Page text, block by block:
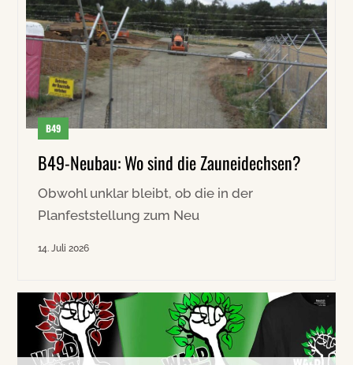
B49
B49-Neubau: Wo sind die Zauneidechsen?
Obwohl unklar bleibt, ob die in der
Planfeststellung zum Neu
14. Juli 2026